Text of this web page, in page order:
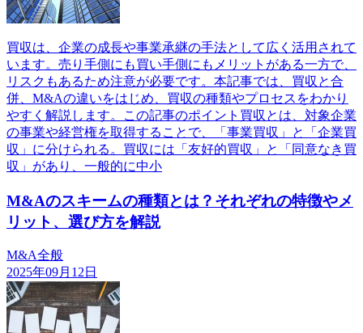
買収は、企業の成長や事業承継の手法として広く活用されて
います。売り手側にも買い手側にもメリットがある一方で、
リスクもあるため注意が必要です。本記事では、買収と合
併、M&Aの違いをはじめ、買収の種類やプロセスをわかり
やすく解説します。この記事のポイント買収とは、対象企業
の事業や経営権を取得することで、「事業買収」と「企業買
収」に分けられる。買収には「友好的買収」と「同意なき買
収」があり、一般的に中小
M&Aのスキームの種類とは？それぞれの特徴やメ
リット、選び方を解説
M&A全般
2025年09月12日